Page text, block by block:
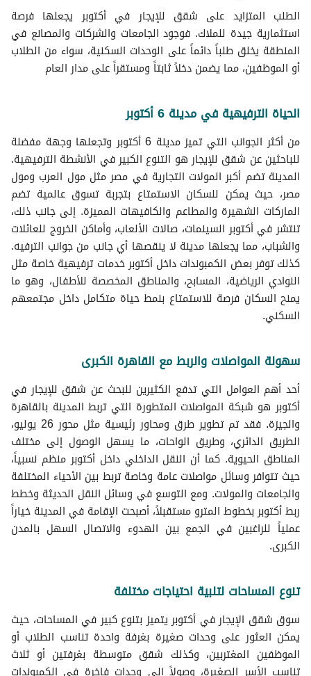
الطلب المتزايد على شقق للإيجار في أكتوبر يجعلها فرصة
استثمارية جيدة للملاك. فوجود الجامعات والشركات والمصانع في
المنطقة يخلق طلباً دائماً على الوحدات السكنية، سواء من الطلاب
أو الموظفين، مما يضمن دخلاً ثابتاً ومستقراً على مدار العام
الحياة الترفيهية في مدينة 6 أكتوبر
من أكثر الجوانب التي تميز مدينة 6 أكتوبر وتجعلها وجهة مفضلة
للباحثين عن شقق للإيجار هو التنوع الكبير في الأنشطة الترفيهية.
المدينة تضم أكبر المولات التجارية في مصر مثل مول العرب ومول
مصر، حيث يمكن للسكان الاستمتاع بتجربة تسوق عالمية تضم
الماركات الشهيرة والمطاعم والكافيهات المميزة. إلى جانب ذلك،
تنتشر في أكتوبر السينمات، صالات الألعاب، وأماكن الخروج للعائلات
والشباب، مما يجعلها مدينة لا ينقصها أي جانب من جوانب الترفيه.
كذلك توفر بعض الكمبوندات داخل أكتوبر خدمات ترفيهية خاصة مثل
النوادي الرياضية، المسابح، والمناطق المخصصة للأطفال، وهو ما
يمنح السكان فرصة للاستمتاع بنمط حياة متكامل داخل مجتمعهم
السكني.
سهولة المواصلات والربط مع القاهرة الكبرى
أحد أهم العوامل التي تدفع الكثيرين للبحث عن شقق للإيجار في
أكتوبر هو شبكة المواصلات المتطورة التي تربط المدينة بالقاهرة
والجيزة. فقد تم تطوير طرق ومحاور رئيسية مثل محور 26 يوليو،
الطريق الدائري، وطريق الواحات، ما يسهل الوصول إلى مختلف
المناطق الحيوية. كما أن النقل الداخلي داخل أكتوبر منظم نسبياً،
حيث تتوافر وسائل مواصلات عامة وخاصة تربط بين الأحياء المختلفة
والجامعات والمولات. ومع التوسع في وسائل النقل الحديثة وخطط
ربط أكتوبر بخطوط المترو مستقبلاً، أصبحت الإقامة في المدينة خياراً
عملياً للراغبين في الجمع بين الهدوء والاتصال السهل بالمدن
الكبرى.
تنوع المساحات لتلبية احتياجات مختلفة
سوق شقق الإيجار في أكتوبر يتميز بتنوع كبير في المساحات، حيث
يمكن العثور على وحدات صغيرة بغرفة واحدة تناسب الطلاب أو
الموظفين المغتربين، وكذلك شقق متوسطة بغرفتين أو ثلاث
تناسب الأسر الصغيرة، وصولاً إلى وحدات فاخرة في الكمبوندات